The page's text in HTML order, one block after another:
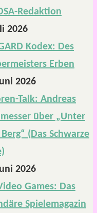
Redaktion
2026
Kodex: Des
Erben
2026
Talk: Andreas
über „Unter
(Das Schwarze
2026
Games: Das
Spielemagazin